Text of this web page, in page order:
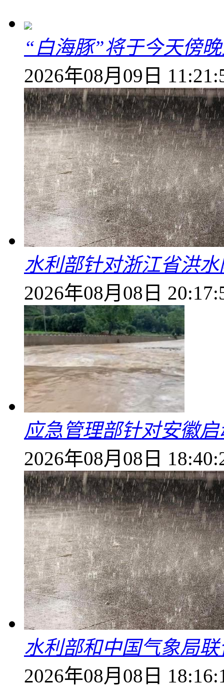
“白海豚”将于今天傍
2026年08月09日
水利部针对浙江省洪
2026年08月08日
应急管理部针对安徽
2026年08月08日
水利部和中国气象局
2026年08月08日